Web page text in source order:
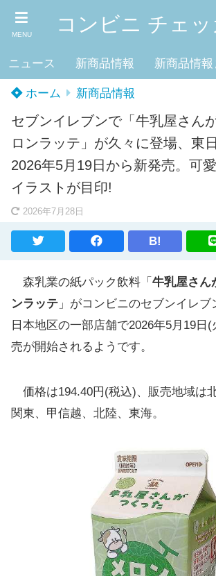
MENU コンビニ チェッ
ニュース 新商品情報 新商品情報
ホーム 新商品情報
セブンイレブンで「牛乳屋さん
ロンラッテ」が久々に登場、東
2026年5月19日から新発売。可
イラストが目印!
2026年7月28日
B!
森乳業の紙パック飲料「 牛乳屋さん
ンラッテ 」がコンビニのセブンイレ
日本地区の一部店舗で2026年5月19日
売が開始されるようです。
価格は194.40円(税込)、販売地域は
関東、甲信越、北陸、東海。